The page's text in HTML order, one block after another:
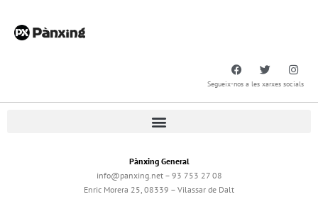
Segueix-nos a les xarxes socials
Pànxing General
info@panxing.net – 93 753 27 08
Enric Morera 25, 08339 – Vilassar de Dalt